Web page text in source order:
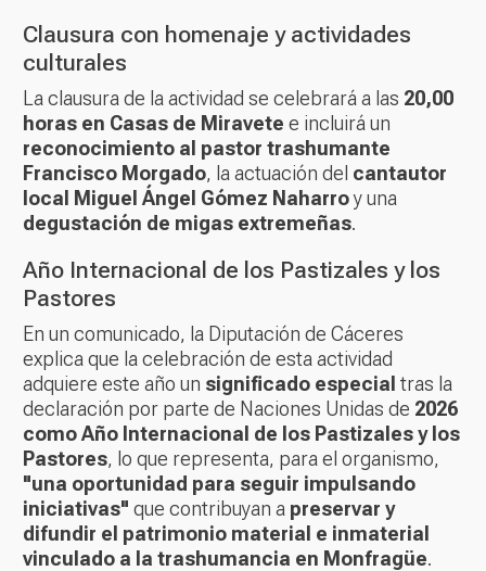
Clausura con homenaje y actividades
culturales
La clausura de la actividad se celebrará a las 20,00
horas en Casas de Miravete e incluirá un
reconocimiento al pastor trashumante
Francisco Morgado, la actuación del cantautor
local Miguel Ángel Gómez Naharroy una
degustación de migas extremeñas.
Año Internacional de los Pastizales y los
Pastores
En un comunicado, la Diputación de Cáceres
explica que la celebración de esta actividad
adquiere este año un significado especial tras la
declaración por parte de Naciones Unidas de 2026
como Año Internacional de los Pastizales y los
Pastores, lo que representa, para el organismo,
"una oportunidad para seguir impulsando
iniciativas" que contribuyan a preservar y
difundir el patrimonio material e inmaterial
vinculado a la trashumancia en Monfragüe.